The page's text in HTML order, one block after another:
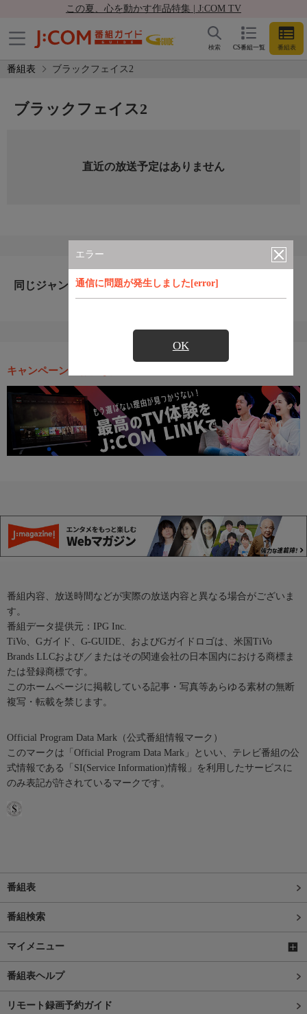
この夏、心を動かす作品特集 | J:COM TV
CS番組一覧 番組表
検索
番組表 ブラックフェイス2
エラー
通信に問題が発生しました[error]
OK
ブラックフェイス2
直近の放送予定はありません
同じジャンルのおすすめ番組
キャンペーン・お得な情報
番組内容、放送時間などが実際の放送内容と異なる場合がございま
す。
番組データ提供元：IPG Inc.
TiVo、Gガイド、G-GUIDE、およびGガイドロゴは、米国TiVo
Brands LLCおよび／またはその関連会社の日本国内における商標ま
たは登録商標です。
このホームページに掲載している記事・写真等あらゆる素材の無断
複写・転載を禁じます。
Official Program Data Mark（公式番組情報マーク）
このマークは「Official Program Data Mark」といい、テレビ番組の公
式情報である「SI(Service Information)情報」を利用したサービスに
のみ表記が許されているマークです。
番組表
番組検索
マイメニュー
番組表ヘルプ
リモート録画予約ガイド